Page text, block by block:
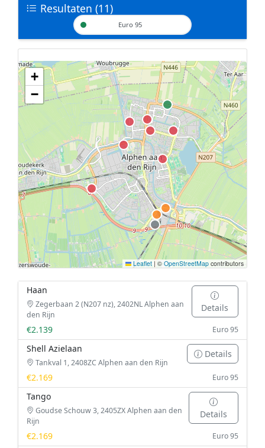
Resultaten (11)
Euro 95
Geen tankstations met locatiegegevens gevonden.
De kaart kan niet worden weergegeven zonder GPS coördinaten.
+
−
Leaflet | © OpenStreetMap contributors
Haan
Zegerbaan 2 (N207 nz), 2402NL Alphen aan
den Rijn
Details
€2.139
Euro 95
Shell Azielaan
Tankval 1, 2408ZC Alphen aan den Rijn
Details
€2.169 Euro 95
Tango
Goudse Schouw 3, 2405ZX Alphen aan den
Rijn
Details
€2.169
Euro 95